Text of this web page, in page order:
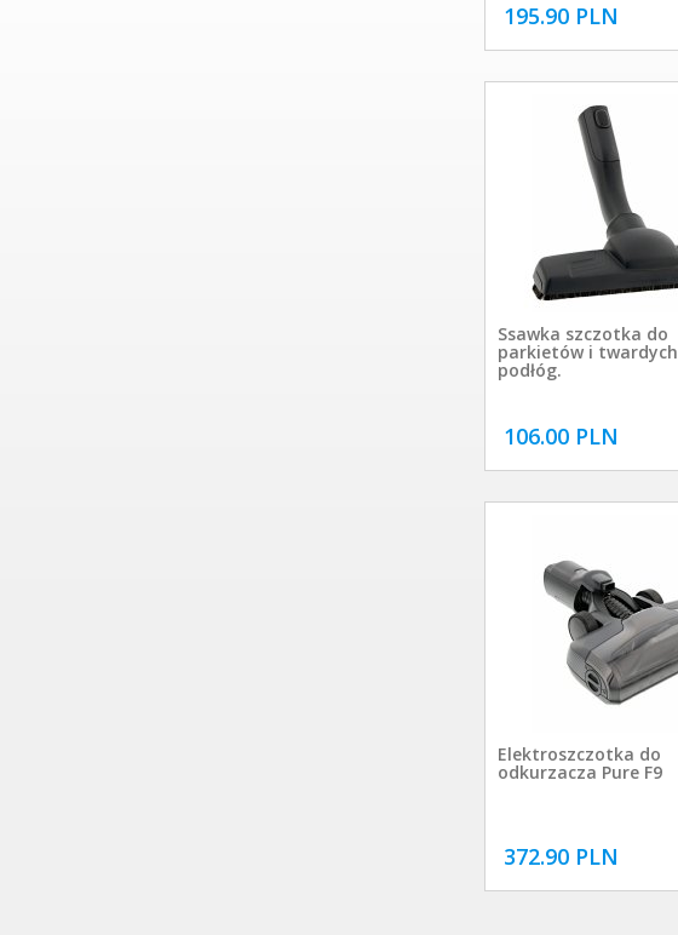
195.90 PLN
Ssawka szczotka do
parkietów i twardych
podłóg.
106.00 PLN
Elektroszczotka do
odkurzacza Pure F9
372.90 PLN